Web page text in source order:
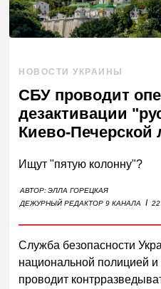
НОВОСТИ УКРАИНЫ
СБУ проводит
дезактивации
Киево-Печерской
Ищут "пятую колонну"?
АВТОР:ЭЛЛА ГОРЕЦКАЯ
ДЕЖУРНЫЙ РЕДАКТОР 9 КАНАЛА
I
Служба безопасности
национальной полицией
проводит